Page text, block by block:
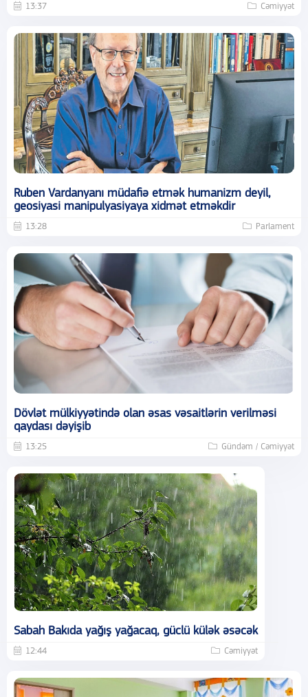
13:37 Cəmiyyət
Ruben Vardanyanı müdafiə etmək humanizm deyil,
geosiyasi manipulyasiyaya xidmət etməkdir
13:28 Parlament
Dövlət mülkiyyətində olan əsas vəsaitlərin verilməsi
qaydası dəyişib
13:25 Gündəm / Cəmiyyət
Sabah Bakıda yağış yağacaq, güclü külək əsəcək
12:44 Cəmiyyət